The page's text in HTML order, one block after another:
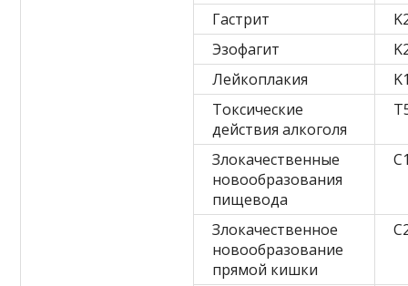
Гастрит
Эзофагит
Лейкоплакия
Токсические
действия алкоголя
Злокачественные
новообразования
пищевода
Злокачественное
новообразование
прямой кишки